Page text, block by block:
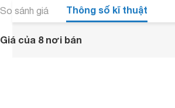
So sánh giá Thông số kĩ thuật
Giá của 8 nơi bán